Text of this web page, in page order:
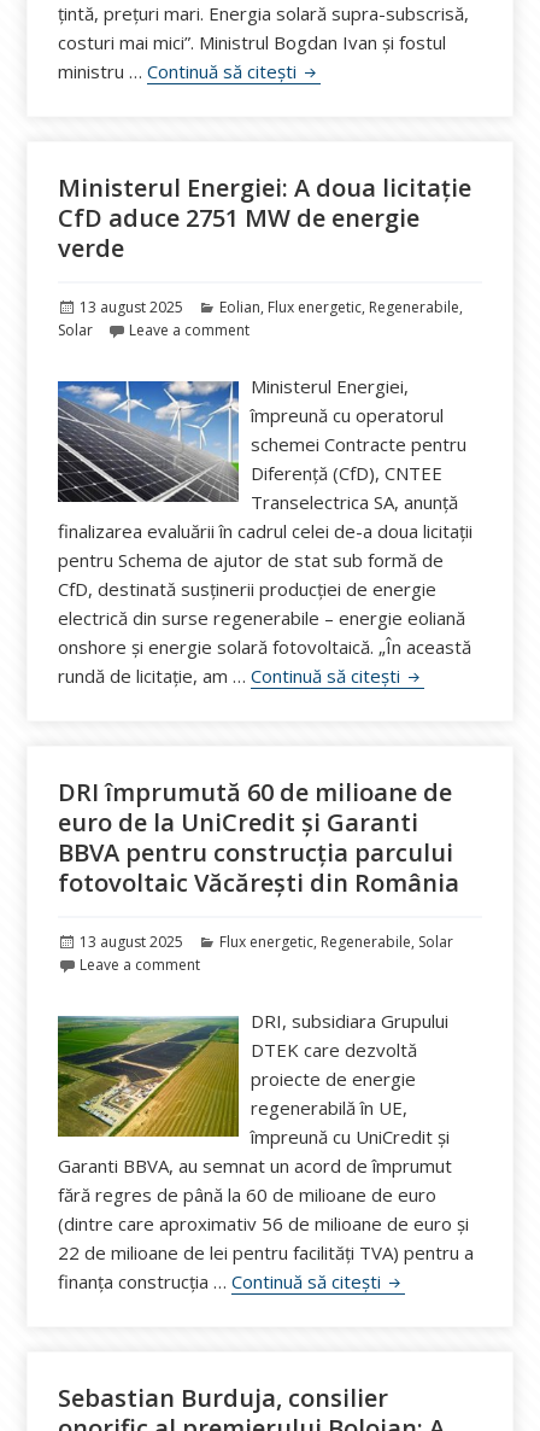
țintă, prețuri mari. Energia solară supra-subscrisă,
costuri mai mici”. Ministrul Bogdan Ivan și fostul
ministru …Continuă să citești Daniel Pintilie, Consultant
Ministerul Energiei: A doua licitație
CfD aduce 2751 MW de energie
verde
Publicat
pe
13 august 2025 Categorii
Eolian, Flux energetic, Regenerabile,
Solar
Leave a comment
Ministerul Energiei,
împreună cu operatorul
schemei Contracte pentru
Diferență (CfD), CNTEE
Transelectrica SA, anunță
finalizarea evaluării în cadrul celei de-a doua licitații
pentru Schema de ajutor de stat sub formă de
CfD, destinată susținerii producției de energie
electrică din surse regenerabile – energie eoliană
onshore și energie solară fotovoltaică. „În această
rundă de licitație, am …Continuă să citești Ministerul
DRI împrumută 60 de milioane de
euro de la UniCredit și Garanti
BBVA pentru construcția parcului
fotovoltaic Văcărești din România
Publicat
pe
13 august 2025 Categorii
Flux energetic, Regenerabile, Solar
Leave a comment
DRI, subsidiara Grupului
DTEK care dezvoltă
proiecte de energie
regenerabilă în UE,
împreună cu UniCredit și
Garanti BBVA, au semnat un acord de împrumut
fără regres de până la 60 de milioane de euro
(dintre care aproximativ 56 de milioane de euro și
22 de milioane de lei pentru facilități TVA) pentru a
finanța construcția …Continuă să citești DRI împrumută
Sebastian Burduja, consilier